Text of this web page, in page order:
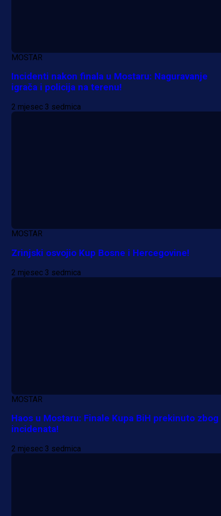
specijale i iskoristi jedinstvenu
ponudu
MOSTAR
Incidenti nakon finala u Mostaru: Naguravanje
igrača i policija na terenu!
2 mjesec 3 sedmica
MOSTAR
Zrinjski osvojio Kup Bosne i Hercegovine!
2 mjesec 3 sedmica
MOSTAR
Haos u Mostaru: Finale Kupa BiH prekinuto zbog
incidenata!
2 mjesec 3 sedmica